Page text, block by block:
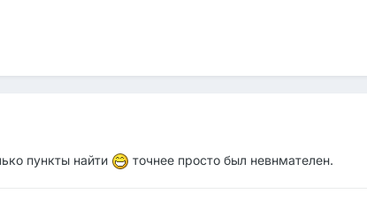
пункты найти точнее просто был невнмателен.